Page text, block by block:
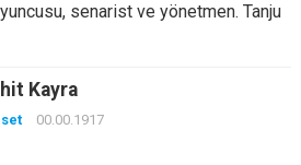
senarist ve yönetmen. Tanju
Kayra
00.00.1917